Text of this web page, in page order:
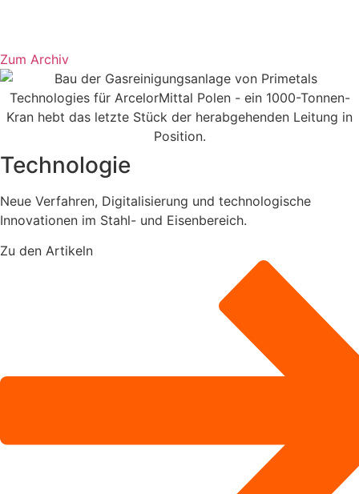
Zum Archiv
Technologie
Neue Verfahren, Digitalisierung und technologische
Innovationen im Stahl- und Eisenbereich.
Zu den Artikeln